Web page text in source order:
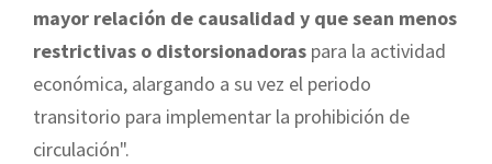
mayor relación de causalidad y que sean menos
restrictivas o distorsionadoras para la actividad
económica, alargando a su vez el periodo
transitorio para implementar la prohibición de
circulación".